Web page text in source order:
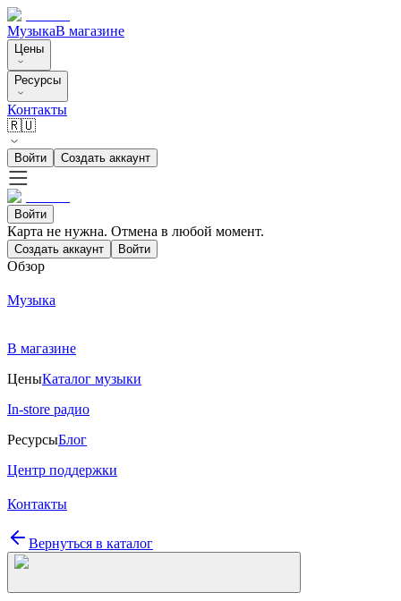
МузыкаВ магазине
Цены
Ресурсы
Контакты
🇷🇺
Войти Создать аккаунт
Войти
Карта не нужна. Отмена в любой момент.
Создать аккаунт Войти
Обзор
Музыка
В магазине
ЦеныКаталог музыки
In-store радио
РесурсыБлог
Центр поддержки
Контакты
Вернуться в каталог